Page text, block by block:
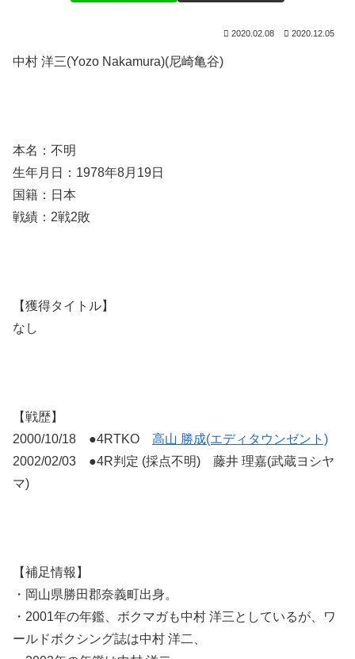
2020.02.08 2020.12.05
中村 洋三(Yozo Nakamura)(尼崎亀谷)
本名：不明
生年月日：1978年8月19日
国籍：日本
戦績：2戦2敗
【獲得タイトル】
なし
【戦歴】
2000/10/18 ●4RTKO 高山 勝成(エディタウンゼント)
2002/02/03 ●4R判定 (採点不明) 藤井 理嘉(武蔵ヨシヤ
マ)
【補足情報】
・岡山県勝田郡奈義町出身。
・2001年の年鑑、ボクマガも中村 洋三としているが、ワ
ールドボクシング誌は中村 洋二、